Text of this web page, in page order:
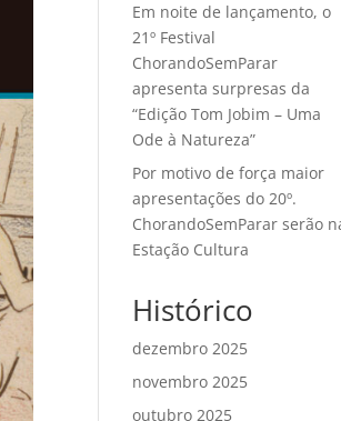
Em noite de lançamento, o
21º Festival
ChorandoSemParar
apresenta surpresas da
“Edição Tom Jobim – Uma
Ode à Natureza”
Por motivo de força maior
apresentações do 20º.
ChorandoSemParar serão
Estação Cultura
Histórico
dezembro 2025
novembro 2025
outubro 2025